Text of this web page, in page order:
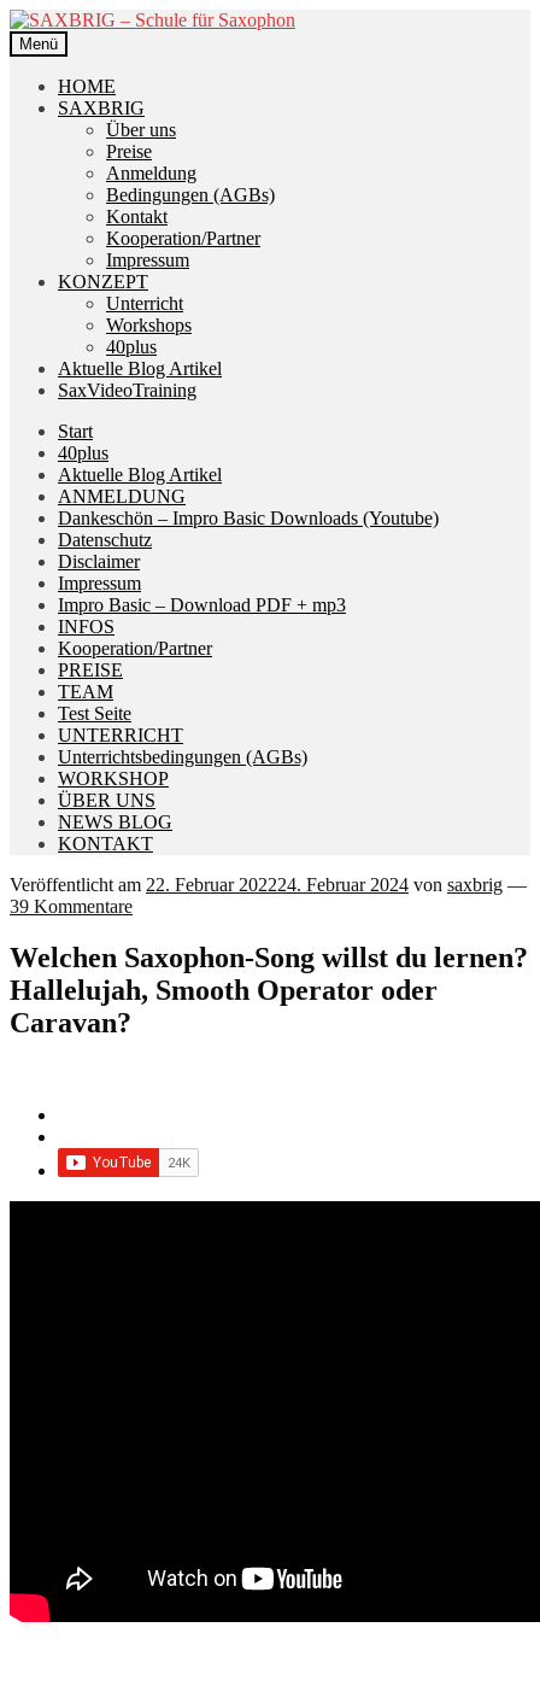
Zur
Navigation
springen
Zum
Inhalt
springen
Menü
HOME
SAXBRIG
Über uns
Preise
Anmeldung
Bedingungen (AGBs)
Kontakt
Kooperation/Partner
Impressum
KONZEPT
Unterricht
Workshops
40plus
Aktuelle Blog Artikel
SaxVideoTraining
Start
40plus
Aktuelle Blog Artikel
ANMELDUNG
Dankeschön – Impro Basic Downloads (Youtube)
Datenschutz
Disclaimer
Impressum
Impro Basic – Download PDF + mp3
INFOS
Kooperation/Partner
PREISE
TEAM
Test Seite
UNTERRICHT
Unterrichtsbedingungen (AGBs)
WORKSHOP
ÜBER UNS
NEWS BLOG
KONTAKT
Veröffentlicht am 22. Februar 202224. Februar 2024 von saxbrig —
39 Kommentare
Welchen Saxophon-Song willst du lernen?
Hallelujah, Smooth Operator oder
Caravan?